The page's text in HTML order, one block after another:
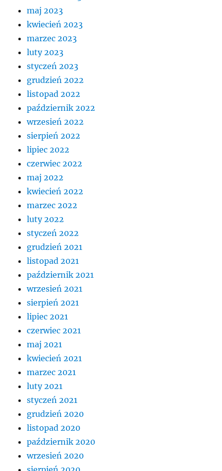
maj 2023
kwiecień 2023
marzec 2023
luty 2023
styczeń 2023
grudzień 2022
listopad 2022
październik 2022
wrzesień 2022
sierpień 2022
lipiec 2022
czerwiec 2022
maj 2022
kwiecień 2022
marzec 2022
luty 2022
styczeń 2022
grudzień 2021
listopad 2021
październik 2021
wrzesień 2021
sierpień 2021
lipiec 2021
czerwiec 2021
maj 2021
kwiecień 2021
marzec 2021
luty 2021
styczeń 2021
grudzień 2020
listopad 2020
październik 2020
wrzesień 2020